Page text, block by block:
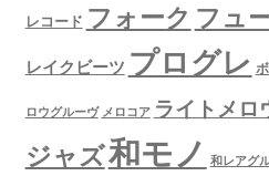
レコード フォーク フュ
レイクビーツ プログレ
ロウグルーヴ メロコア ライトメロ
ジャズ和モノ 和レアグ